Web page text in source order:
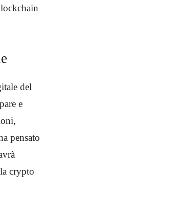
del
e
pensato
crypto